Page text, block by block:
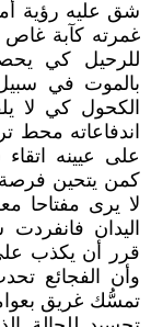
شق عليه رؤية
غمرته كآبة
للرحيل كي
بالموت في
الكحول كي لا
اندفاعاته
على عيينه
كمن يتحين
لا يرى مفتاحا
اليدان
قرر أن يكذب
وأن الفجائع
تمسُّك غريق